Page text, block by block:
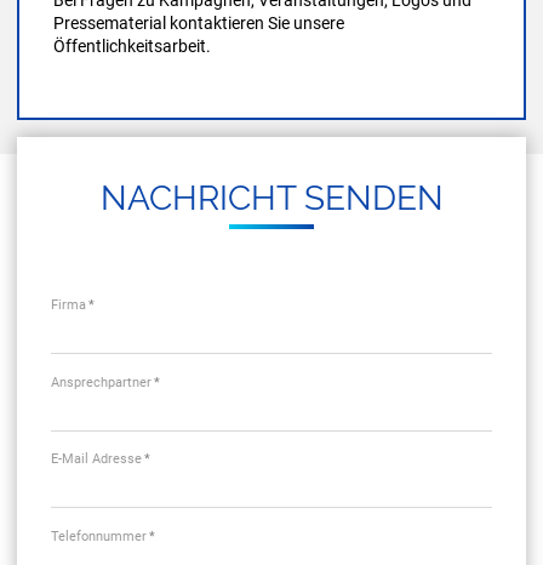
Pressematerial kontaktieren Sie unsere
Öffentlichkeitsarbeit.
NACH­RICHT SEN­DEN
Firma*
Ansprechpartner*
E-Mail Adresse*
Telefonnummer*